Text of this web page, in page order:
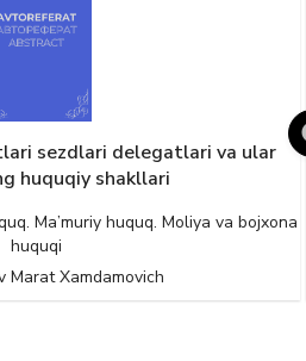
sezdlari delegatlari va ular
huquqiy shakllari
Ma’muriy huquq. Moliya va bojxona
huquqi
Marat Xamdamovich